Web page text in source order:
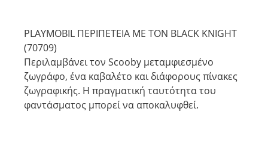
PLAYMOBIL ΠΕΡΙΠΕΤΕΙΑ ΜΕ ΤΟΝ BLACK KNIGHT
(70709)
Περιλαμβάνει τον Scooby μεταμφιεσμένο
ζωγράφο, ένα καβαλέτο και διάφορους πίνακες
ζωγραφικής. Η πραγματική ταυτότητα του
φαντάσματος μπορεί να αποκαλυφθεί.